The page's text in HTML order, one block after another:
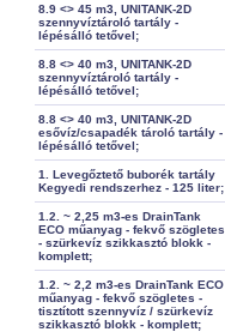
8.9 <> 45 m3, UNITANK-2D
szennyvíztároló tartály -
lépésálló tetővel;
8.8 <> 40 m3, UNITANK-2D
szennyvíztároló tartály -
lépésálló tetővel;
8.8 <> 40 m3, UNITANK-2D
esővíz/csapadék tároló tartály -
lépésálló tetővel;
1. Levegőztető buborék tartály
Kegyedi rendszerhez - 125 liter;
1.2. ~ 2,25 m3-es DrainTank
ECO műanyag - fekvő szögletes
- szürkevíz szikkasztó blokk -
komplett;
1.2. ~ 2,2 m3-es DrainTank ECO
műanyag - fekvő szögletes -
tisztított szennyvíz / szürkevíz
szikkasztó blokk - komplett;